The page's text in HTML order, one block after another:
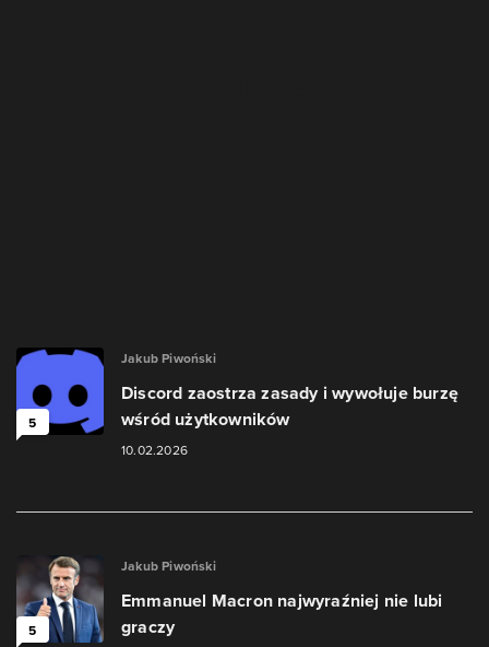
5
Jakub Piwoński
Discord zaostrza zasady i wywołuje burzę
wśród użytkowników
10.02.2026
5
Jakub Piwoński
Emmanuel Macron najwyraźniej nie lubi
graczy